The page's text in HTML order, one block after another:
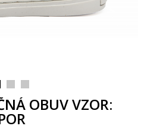
OBUV VZOR: